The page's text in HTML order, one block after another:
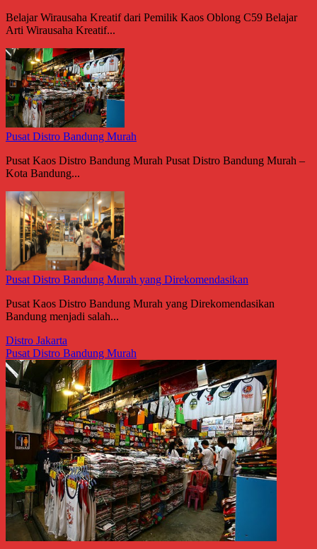
Belajar Wirausaha Kreatif dari Pemilik Kaos Oblong C59 Belajar
Arti Wirausaha Kreatif...
Pusat Distro Bandung Murah
Pusat Kaos Distro Bandung Murah Pusat Distro Bandung Murah –
Kota Bandung...
Pusat Distro Bandung Murah yang Direkomendasikan
Pusat Kaos Distro Bandung Murah yang Direkomendasikan
Bandung menjadi salah...
Distro Jakarta
Pusat Distro Bandung Murah